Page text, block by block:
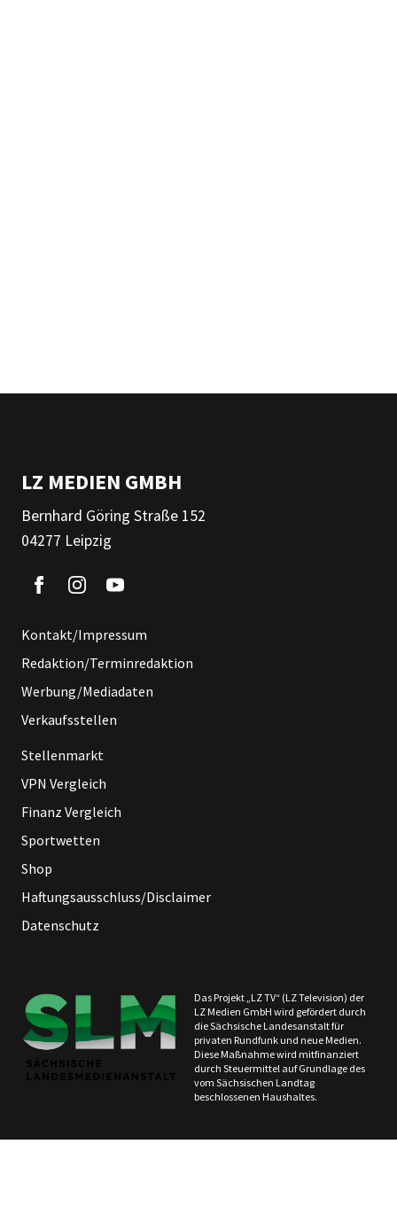
LZ MEDIEN GMBH
Bernhard Göring Straße 152
04277 Leipzig
Kontakt/Impressum
Redaktion/Terminredaktion
Werbung/Mediadaten
Verkaufsstellen
Stellenmarkt
VPN Vergleich
Finanz Vergleich
Sportwetten
Shop
Haftungsausschluss/Disclaimer
Datenschutz
Das Projekt „LZ TV“ (LZ Television) der
LZ Medien GmbH wird gefördert durch
die Sächsische Landesanstalt für
privaten Rundfunk und neue Medien.
Diese Maßnahme wird mitfinanziert
durch Steuermittel auf Grundlage des
vom Sächsischen Landtag
beschlossenen Haushaltes.